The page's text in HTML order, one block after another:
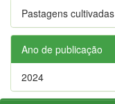
Pastagens cultivadas
Ano de publicação
2024